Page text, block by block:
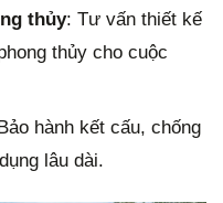
thủy: Tư vấn thiết kế
thủy cho cuộc
hành kết cấu, chống
lâu dài.